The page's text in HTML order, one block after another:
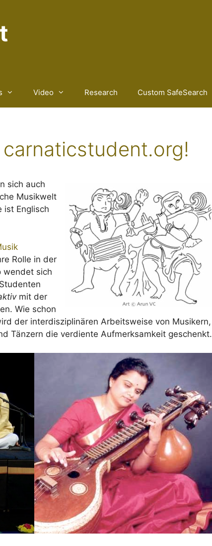
Video Research Custom SafeSearch
sich auch
Musikwelt
ist Englisch
Rolle in der
wendet sich
mit der
Wie schon
der interdisziplinären Arbeitsweise von Musikern,
Tänzern die verdiente Aufmerksamkeit geschenkt.